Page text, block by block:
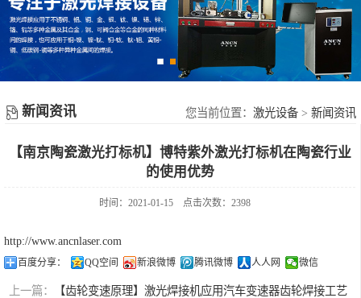
新闻资讯 您当前位置： 激光设备 > 新闻资讯
【南京陶瓷激光打标机】博特紫外激光打标机在陶瓷行业
的使用优势
时间：2021-01-15 点击次数：2398
http://www.ancnlaser.com
百度分享： QQ空间 新浪微博 腾讯微博 人人网 微信
上一篇：
【齿轮变速原理】激光焊接机应用汽车变速器齿轮焊接工艺
激光切割机
光纤传输激光焊接机
光纤激光器连续焊接机
机械手激光焊接机
手持激光焊接机